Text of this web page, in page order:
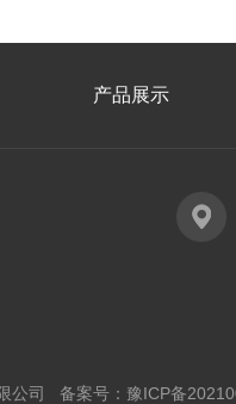
产品展示
公司 备案号： 豫ICP备